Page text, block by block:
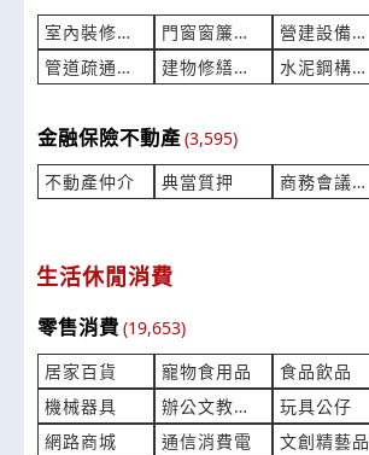
室內裝修工程
門窗窗簾裝修 營建設備服務
管道疏通清塔
建物修繕拆除 水泥鋼構鐵屋
金融保險不動產(3,595)
不動產仲介
典當質押 商務會議物件
生活休閒消費
零售消費 (19,653)
居家百貨
寵物食用品 食品飲品
機械器具
辦公文教用品 玩具公仔
網路商城
通信消費電 文創精藝品